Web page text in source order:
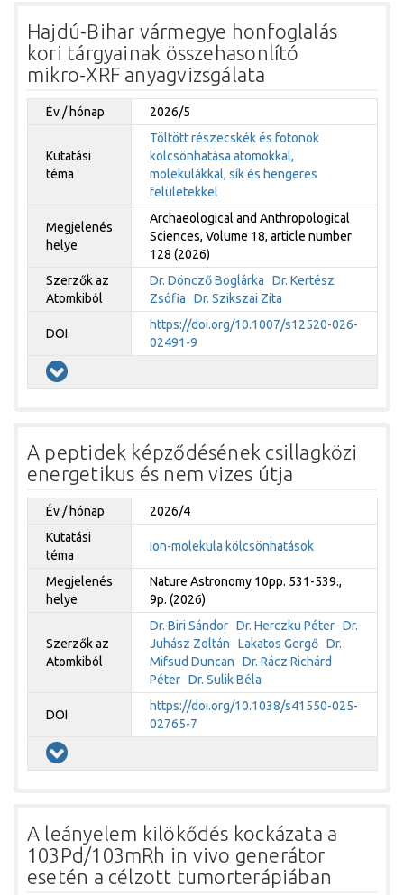
Hajdú-Bihar vármegye honfoglalás
kori tárgyainak összehasonlító
mikro-XRF anyagvizsgálata
Év / hónap 2026/5
Kutatási
téma
Töltött részecskék és fotonok
kölcsönhatása atomokkal,
molekulákkal, sík és hengeres
felületekkel
Megjelenés
helye
Archaeological and Anthropological
Sciences, Volume 18, article number
128 (2026)
Szerzők az
Atomkiból
Dr. Döncző Boglárka
Dr. Kertész
Zsófia
Dr. Szikszai Zita
DOI
https://doi.org/10.1007/s12520-026-
02491-9
A peptidek képződésének csillagközi
energetikus és nem vizes útja
Év / hónap
2026/4
Kutatási
téma
Ion-molekula kölcsönhatások
Megjelenés
helye
Nature Astronomy 10pp. 531-539.,
9p. (2026)
Szerzők az
Atomkiból
Dr. Biri Sándor Dr. Herczku Péter Dr.
Juhász Zoltán
Lakatos Gergő Dr.
Mifsud Duncan
Dr. Rácz Richárd
Péter Dr. Sulik Béla
DOI
https://doi.org/10.1038/s41550-025-
02765-7
A leányelem kilökődés kockázata a
103Pd/103mRh in vivo generátor
esetén a célzott tumorterápiában